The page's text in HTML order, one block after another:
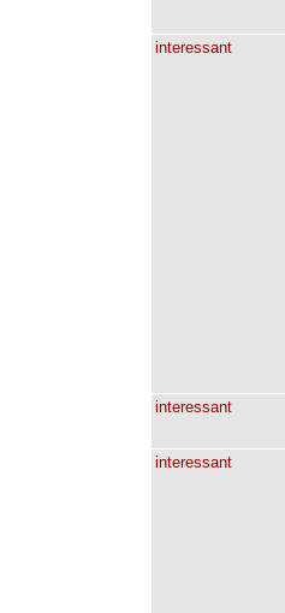
interessant
interessant
interessant